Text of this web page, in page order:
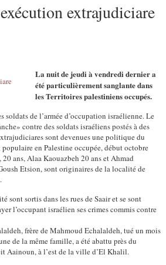
extrajudiciare
La nuit de jeudi à vendredi dernier a
été particulièrement sanglante dans
les Territoires palestiniens occupés.
soldats de l’armée d’occupation israélienne. Le
contre des soldats israéliens postés à des
sont devenues une politique du
en Palestine occupée, début octobre
ans, Alaa Kaouazbeh 20 ans et Ahmad
Etsion, sont originaires de la localité de
sont sortis dans les rues de Saair et se sont
l’occupant israélien ses crimes commis contre
frère de Mahmoud Echalaldeh, tué un mois
de la même famille, a été abattu près du
Aainoun, à l’est de la ville d’El Khalil.